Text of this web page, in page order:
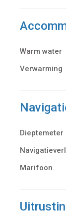
Warm water
Verwarming
Dieptemeter
Marifoon